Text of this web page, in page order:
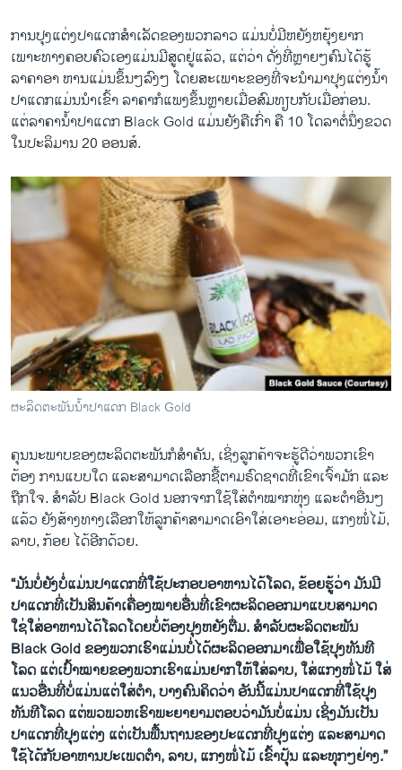
ການປຸງແຕ່ງປາແດກສໍາເລັດຂອງພວກລາວ ແມ່ນບໍ່ມີຫຍັງຫຍຸ້ງຍາກ
ເພາະທາງຄອບຄົວເອງແມ່ນມີສູດຢູ່ແລ້ວ, ແຕ່ວ່າ ດັ່ງທີ່ຫຼາຍໆຄົນໄດ້ຮູ້
ລາຄາອາ ຫານແມ່ນຂຶ້ນໆລົງໆ ໂດຍສະເພາະຂອງທີ່ຈະນໍາມາປຸງແຕ່ງນໍ້າ
ປາແດກແມ່ນນໍາເຂົ້າ ລາຄາກໍແພງຂຶ້ນຫຼາຍເມື່ອສົມທຽບກັບເມື່ອກ່ອນ.
ແຕ່ລາຄານໍ້າປາແດກ Black Gold ແມ່ນຍັງຄືເກົ່າ ຄື 10 ໂດລາຕໍ່ນຶ່ງຂວດ
ໃນປະລິມານ 20 ອອນສ໌.
ຜະລິດຕະພັນນໍ້າປາແດກ Black Gold
ຄຸນນະພາບຂອງຜະລິດຕະພັນກໍສໍາຄັນ, ເຊິ່ງລູກຄ້າຈະຮູ້ດີວ່າພວກເຂົາ
ຕ້ອງ ການແບບໃດ ແລະສາມາດເລືອກຊື້ຕາມຣົດຊາດທີ່ເຂົາເຈົ້າມັກ ແລະ
ຖືກໃຈ. ສໍາລັບ Black Gold ນອກຈາກໃຊ້ໃສ່ຕໍາໝາກຫຸ່ງ ແລະຕໍາອື່ນໆ
ແລ້ວ ຍັງສ້າງທາງເລືອກໃຫ້ລູກຄ້າສາມາດເອົາໃສ່ເອາະອ່ອມ, ແກງໜໍ່ໄມ້,
ລາບ, ກ້ອຍ ໄດ້ອີກດ້ວຍ.
“ມັນບໍ່ຍັງບໍ່ແມ່ນປາແດກທີ່ໃຊ້ປະກອບອາຫານໄດ້ໂລດ, ຂ້ອຍຮູ້ວ່າ ມັນມີ
ປາແດກທີ່ເປັນສິນຄ້າເຄື່ອງໝາຍອື່ນທີ່ເຂົາຜະລິດອອກມາແບບສາມາດ
ໃຊ່ໃສ່ອາຫານໄດ້ໂລດໂດຍບໍ່ຕ້ອງປຸງຫຍັງຕື່ມ. ສໍາລັບຜະລິດຕະພັນ
Black Gold ຂອງພວກເຮົາແມ່ນບໍ່ໄດ້ຜະລິດອອກມາເພື່ອໃຊ້ປຸງທັນທີ
ໂລດ ແຕ່ເປົ້າໝາຍຂອງພວກເຮົາແມ່ນຢາກໃຫ້ໃສ່ລາບ, ໃສ່ແກງໜໍ່ໄມ້ ໃສ່
ແນວອື່ນທີ່ບໍ່ແມ່ນແຕ່ໃສ່ຕໍາ, ບາງຄົນຄິດວ່າ ອັນນີ້ແມ່ນປາແດກທີ່ໃຊ້ປຸງ
ທັນທີໂລດ ແຕ່ພວພວຫເຮົາພະຍາຍາມຕອບວ່າມັນບໍ່ແມ່ນ ເຊິ່ງມັນເປັນ
ປາແດກທີ່ປຸງແຕ່ງ ແຕ່ເປັນພື້ນຖານຂອງປະແດກທີ່ປຸງແຕ່ງ ແລະສາມາດ
ໃຊ້ໄດ້ກັບອາຫານປະເພດຕໍາ, ລາບ, ແກງໜໍ່ໄມ້ ເຂົ້າປຸ້ນ ແລະທຸກໆຢ່າງ.”